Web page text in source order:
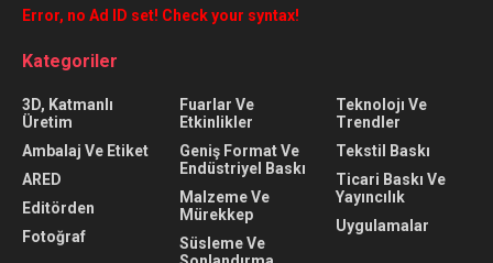
Error, no Ad ID set! Check your syntax!
Kategoriler
3D, Katmanlı
Üretim
Ambalaj Ve Etiket
ARED
Editörden
Fotoğraf
Fuarlar Ve
Etkinlikler
Geniş Format Ve
Endüstriyel Baskı
Malzeme Ve
Mürekkep
Süsleme Ve
Teknolojı Ve
Trendler
Tekstil Baskı
Ticari Baskı Ve
Yayıncılık
Uygulamalar